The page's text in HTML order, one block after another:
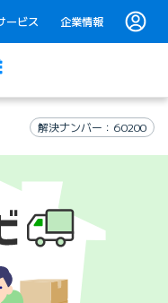
ービス 企業情報
解決ナンバー：60200